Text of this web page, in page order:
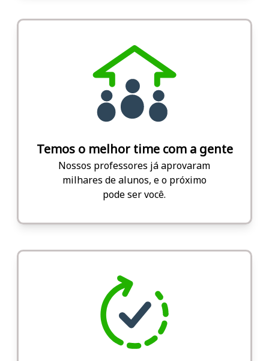
Temos o melhor time com a gente
Nossos professores já aprovaram
milhares de alunos, e o próximo
pode ser você.